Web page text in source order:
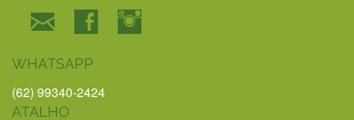
WHATSAPP
(62) 99340-2424
ATALHO